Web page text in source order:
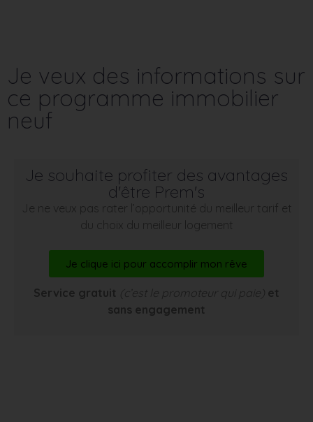
Je veux des informations sur
ce programme immobilier
neuf
Je souhaite profiter des avantages
d'être Prem's
Je ne veux pas rater l’opportunité du meilleur tarif et
du choix du meilleur logement
Je clique ici pour accomplir mon rêve
Service gratuit (c’est le promoteur qui paie) et
sans engagement